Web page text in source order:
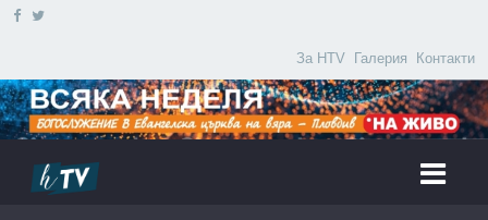
За HTV Галерия Контакти